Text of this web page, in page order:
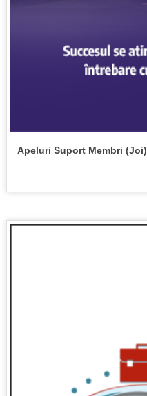
Apeluri Suport Membri (Joi)